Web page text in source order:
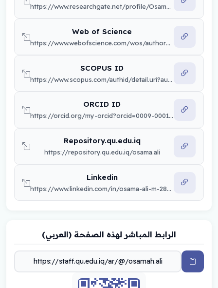
https://www.researchgate.net/profile/Osama-Mashkoor
Web of Science
https://www.webofscience.com/wos/author/record/KEH-9903-2024
SCOPUS ID
https://www.scopus.com/authid/detail.uri?authorId=osama.ali
ORCID ID
https://orcid.org/my-orcid?orcid=0009-0001-7768-1743
Repository.qu.edu.iq
https://repository.qu.edu.iq/osama.ali
Linkedin
https://www.linkedin.com/in/osama-ali-m-287a932b9/
الرابط المباشر لهذه الصفحة (العربي)